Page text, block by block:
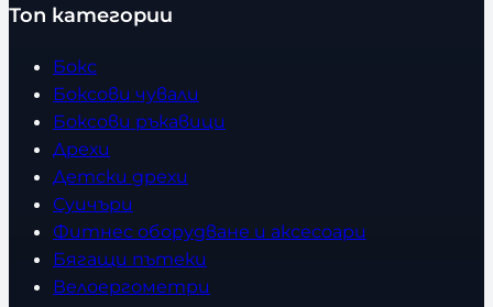
Топ категории
Бокс
Боксови чували
Боксови ръкавици
Дрехи
Детски дрехи
Суичъри
Фитнес оборудване и аксесоари
Бягащи пътеки
Велоергометри